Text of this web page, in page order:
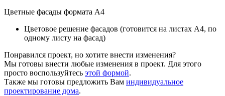
Цветные фасады формата А4
Цветовое решение фасадов (готовится на листах А4, по
одному листу на фасад)
Понравился проект, но хотите внести изменения?
Мы готовы внести любые изменения в проект. Для этого
просто воспользуйтесь этой формой.
Также мы готовы предложить Вам индивидуальное
проектирование дома.